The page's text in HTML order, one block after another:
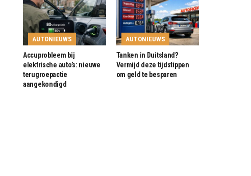
AUTONIEUWS
Accuprobleem bij
elektrische auto’s: nieuwe
terugroepactie
aangekondigd
AUTONIEUWS
Tanken in Duitsland?
Vermijd deze tijdstippen
om geld te besparen